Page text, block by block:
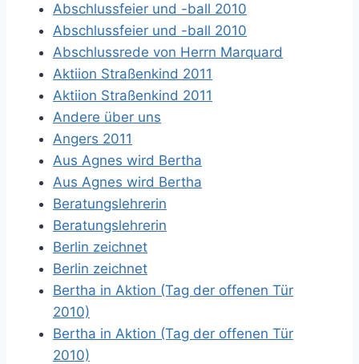
Abschlussfeier und -ball 2010
Abschlussfeier und -ball 2010
Abschlussrede von Herrn Marquard
Aktiion Straßenkind 2011
Aktiion Straßenkind 2011
Andere über uns
Angers 2011
Aus Agnes wird Bertha
Aus Agnes wird Bertha
Beratungslehrerin
Beratungslehrerin
Berlin zeichnet
Berlin zeichnet
Bertha in Aktion (Tag der offenen Tür
2010)
Bertha in Aktion (Tag der offenen Tür
2010)